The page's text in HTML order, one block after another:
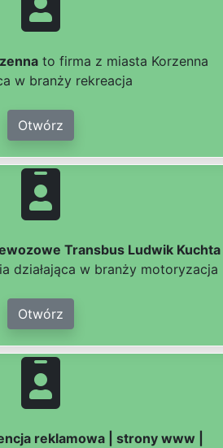
to firma z miasta Korzenna
w branży rekreacja
Otwórz
Transbus Ludwik Kuchta
działająca w branży motoryzacja
Otwórz
reklamowa | strony www |